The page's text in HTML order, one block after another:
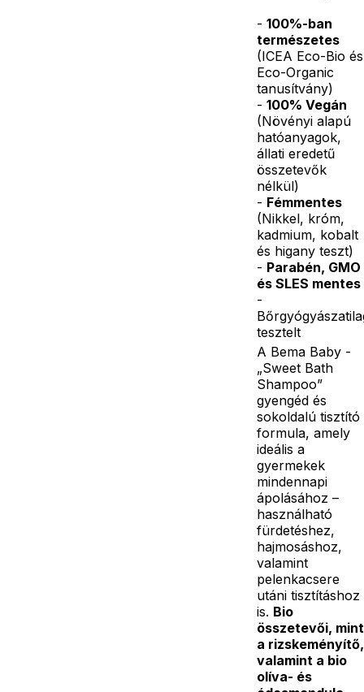
- 100%-ban
természetes
(ICEA Eco-Bio és
Eco-Organic
tanusítvány)
- 100% Vegán
(Növényi alapú
hatóanyagok,
állati eredetű
összetevők
nélkül)
- Fémmentes
(Nikkel, króm,
kadmium, kobalt
és higany teszt)
- Parabén, GMO
és SLES mentes
-
tesztelt
A Bema Baby -
„Sweet Bath
Shampoo”
gyengéd és
sokoldalú tisztító
formula, amely
ideális a
gyermekek
mindennapi
ápolásához –
használható
fürdetéshez,
hajmosáshoz,
valamint
pelenkacsere
utáni tisztításhoz
is. Bio
összetevői, mint
a rizskeményítő,
valamint a bio
olíva- és